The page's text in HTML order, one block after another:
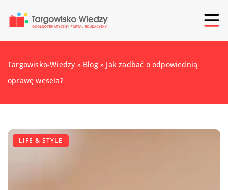
Targowisko-Wiedzy » Blog» Jak zadbać o odpowiednią
oprawę wesela?
LIFE & STYLE